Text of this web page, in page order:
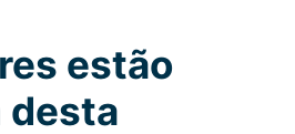
estão
desta